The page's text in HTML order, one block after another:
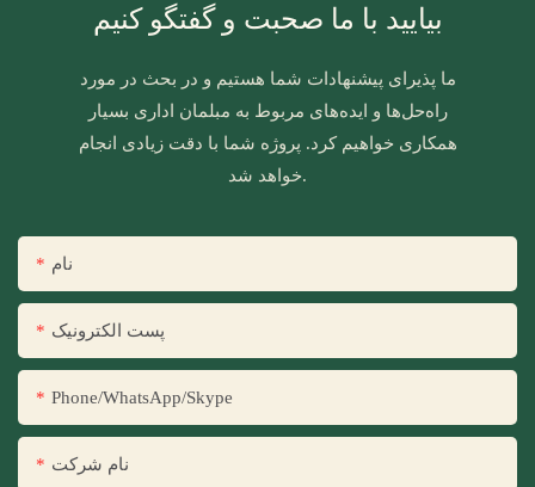
بیایید با ما صحبت و گفتگو کنیم
ما پذیرای پیشنهادات شما هستیم و در بحث در مورد
راه‌حل‌ها و ایده‌های مربوط به مبلمان اداری بسیار
همکاری خواهیم کرد. پروژه شما با دقت زیادی انجام
خواهد شد.
نام
پست الکترونیک
Phone/WhatsApp/Skype
نام شرکت